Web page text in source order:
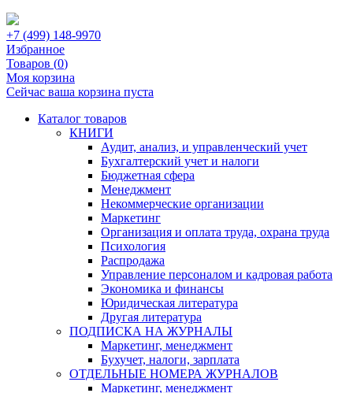
+7 (499) 148-9970
Избранное
Товаров (0)
Моя корзина
Сейчас ваша корзина пуста
Каталог товаров
КНИГИ
Аудит, анализ, и управленческий учет
Бухгалтерский учет и налоги
Бюджетная сфера
Менеджмент
Некоммерческие организации
Маркетинг
Организация и оплата труда, охрана труда
Психология
Распродажа
Управление персоналом и кадровая работа
Экономика и финансы
Юридическая литература
Другая литература
ПОДПИСКА НА ЖУРНАЛЫ
Маркетинг, менеджмент
Бухучет, налоги, зарплата
ОТДЕЛЬНЫЕ НОМЕРА ЖУРНАЛОВ
Маркетинг, менеджмент